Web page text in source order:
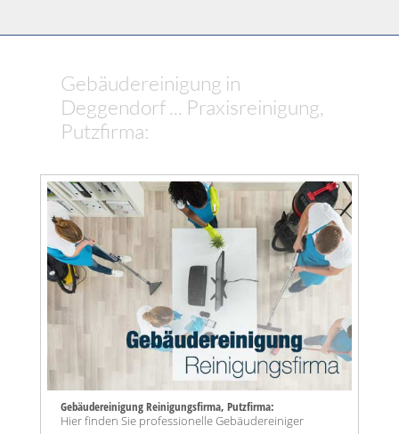
Gebäudereinigung in
Deggendorf ... Praxisreinigung,
Putzfirma:
Gebäudereinigung Reinigungsfirma, Putzfirma:
Hier finden Sie professionelle Gebäudereiniger